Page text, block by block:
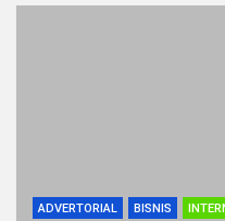
ADVERTORIAL BISNIS